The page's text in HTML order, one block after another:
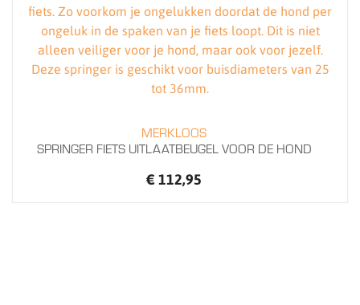
MERKLOOS
SPRINGER FIETS UITLAATBEUGEL VOOR DE HOND
€ 112,95